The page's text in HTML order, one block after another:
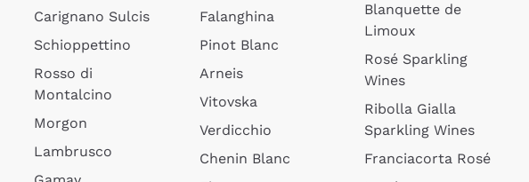
Carignano Sulcis
Schioppettino
Rosso di
Montalcino
Morgon
Lambrusco
Falanghina
Pinot Blanc
Arneis
Vitovska
Verdicchio
Chenin Blanc
Blanquette de
Limoux
Rosé Sparkling
Wines
Ribolla Gialla
Sparkling Wines
Franciacorta Rosé